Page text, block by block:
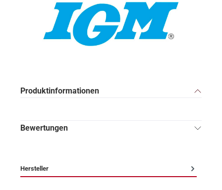
Produktinformationen
Bewertungen
Hersteller